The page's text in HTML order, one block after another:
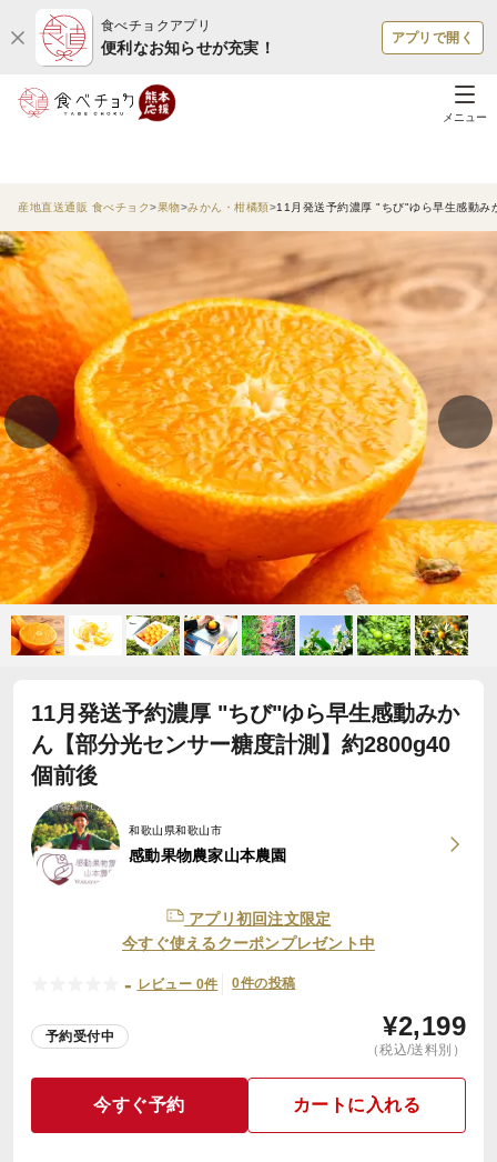
食べチョクアプリ
便利なお知らせが充実！
アプリで開く
メニュー
産地直送通販 食べチョク 果物 みかん・柑橘類 11月発送予約濃厚 "ちび"ゆら早生感動
11月発送予約濃厚 "ちび"ゆら早生感動みか
ん【部分光センサー糖度計測】約2800g40
個前後
和歌山県和歌山市
感動果物農家山本農園
アプリ初回注文限定
今すぐ使えるクーポンプレゼント中
- レビュー 0件 0件の投稿
予約受付中 ¥2,199
（税込/送料別）
今すぐ予約 カートに入れる